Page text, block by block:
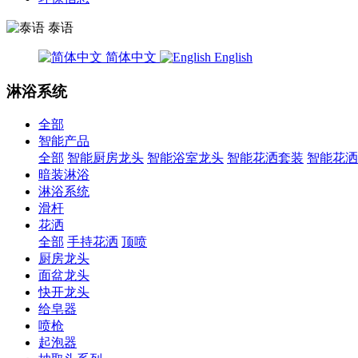
泰语
简体中文 English
淋浴系统
全部
智能产品
全部 智能厨房龙头 智能浴室龙头 智能花洒套装 智能花洒
暗装淋浴
淋浴系统
滑杆
花洒
全部 手持花洒 顶喷
厨房龙头
面盆龙头
快开龙头
给皂器
喷枪
起泡器